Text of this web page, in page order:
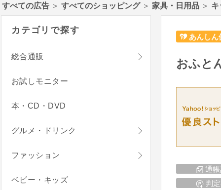
すべての広告 ＞ すべてのショッピング＞ 家具・日用品 ＞ キ
あんしん
おふと
通
判
カテゴリで探す
総合通販
お試しモニター
本・CD・DVD
グルメ・ドリンク
ファッション
ベビー・キッズ